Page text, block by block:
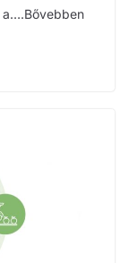
a….Bővebben